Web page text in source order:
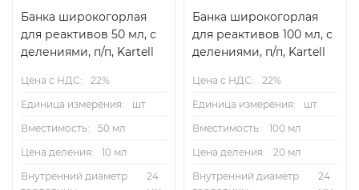
Банка широкогорлая
для реактивов 50 мл, с
делениями, п/п, Kartell
Цена с НДС:
22%
Единица измерения:
шт
Вместимость:
50 мл
Цена деления:
10 мл
Внутренний диаметр
24
Банка широкогорлая
для реактивов 100 мл, с
делениями, п/п, Kartell
Цена с НДС:
22%
Единица измерения:
шт
Вместимость:
100 мл
Цена деления:
20 мл
Внутренний диаметр
24